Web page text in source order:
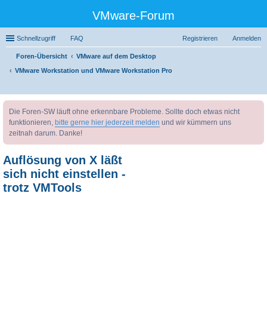
VMware-Forum
Schnellzugriff FAQ Anmelden
Registrieren
Foren-Übersicht
VMware auf dem Desktop
VMware Workstation und VMware Workstation Pro
uc
Die Foren-SW läuft ohne erkennbare Probleme. Sollte doch etwas nicht
funktionieren, bitte gerne hier jederzeit melden und wir kümmern uns
zeitnah darum. Danke!
Auflösung von X läßt
sich nicht einstellen -
trotz VMTools